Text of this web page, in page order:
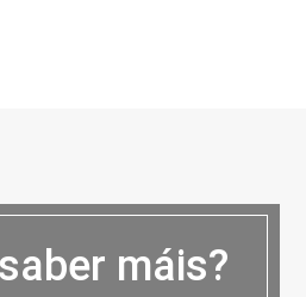
máis?